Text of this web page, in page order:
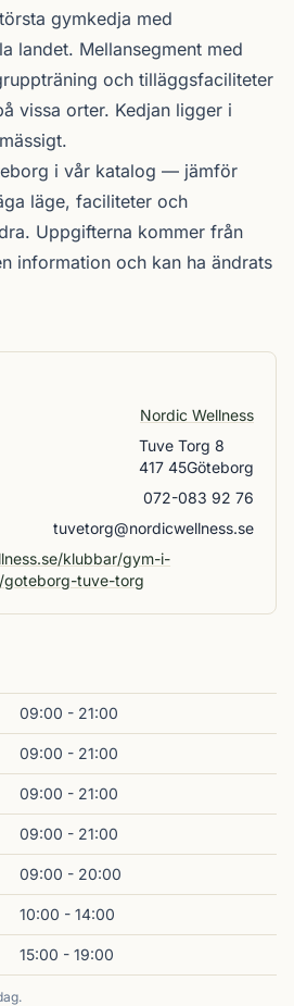
gymkedja med
landet. Mellansegment med
och tilläggsfaciliteter
vissa orter. Kedjan ligger i
i vår katalog — jämför
läge, faciliteter och
Uppgifterna kommer från
information och kan ha ändrats
Nordic Wellness
Tuve Torg 8
417 45Göteborg
072-083 92 76
tuvetorg@nordicwellness.se
klubbar/gym-i-
tuve-torg
09:00 - 21:00
09:00 - 21:00
09:00 - 21:00
09:00 - 21:00
09:00 - 20:00
10:00 - 14:00
15:00 - 19:00